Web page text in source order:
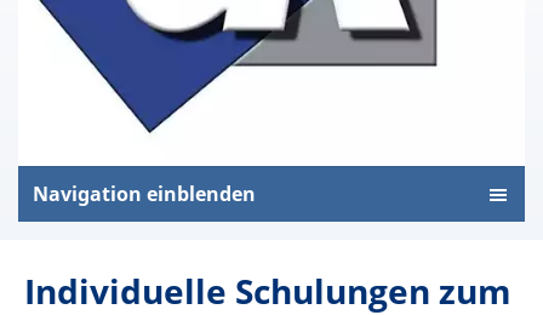
Navigation einblenden
Individuelle Schulungen zum